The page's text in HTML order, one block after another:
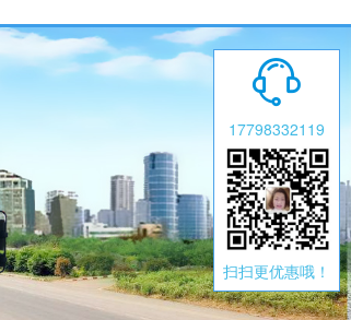

17798332119
扫扫更优惠哦！